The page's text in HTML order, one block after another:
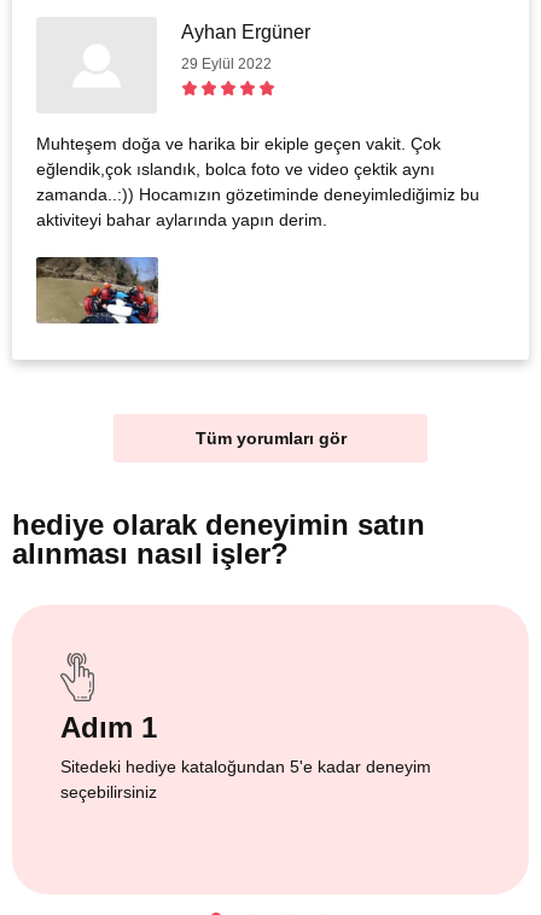
Ayhan Ergüner
29 Eylül 2022
Muhteşem doğa ve harika bir ekiple geçen vakit. Çok
eğlendik,çok ıslandık, bolca foto ve video çektik aynı
zamanda..:)) Hocamızın gözetiminde deneyimlediğimiz bu
aktiviteyi bahar aylarında yapın derim.
Tüm yorumları gör
hediye olarak deneyimin satın
alınması nasıl işler?
Adım 1
Sitedeki hediye kataloğundan 5'e kadar deneyim
seçebilirsiniz